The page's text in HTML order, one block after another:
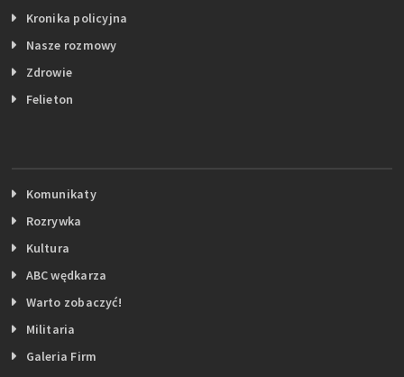
Kronika policyjna
Nasze rozmowy
Zdrowie
Felieton
Komunikaty
Rozrywka
Kultura
ABC wędkarza
Warto zobaczyć!
Militaria
Galeria Firm